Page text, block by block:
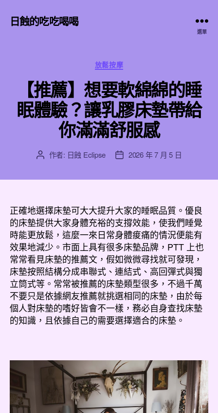
日蝕的吃吃喝喝
選單
分
類
放鬆按摩
【推薦】想要軟綿綿的睡
眠體驗？讓乳膠床墊帶給
你滿滿舒服感
文 作者: 日蝕 Eclipse
文
期
2026 年 7 月 5 日
正確地選擇床墊可大大提升大家的睡眠品質。優良
的床墊提供大家身體充裕的支撐效能，使我們睡覺
時能更放鬆，這麼一來日常身體痠痛的情況便能有
效果地減少。市面上具有很多床墊品牌，PTT 上也
常常看見床墊的推薦文，假如微微尋找就可發現，
床墊按照結構分成串聯式、連結式、高回彈式與獨
立筒式等。常常被推薦的床墊類型很多，不過千萬
不要只是依據網友推薦就挑選相同的床墊，由於每
個人對床墊的嗜好皆會不一樣，務必自身查找床墊
的知識，且依據自己的需要選擇適合的床墊。